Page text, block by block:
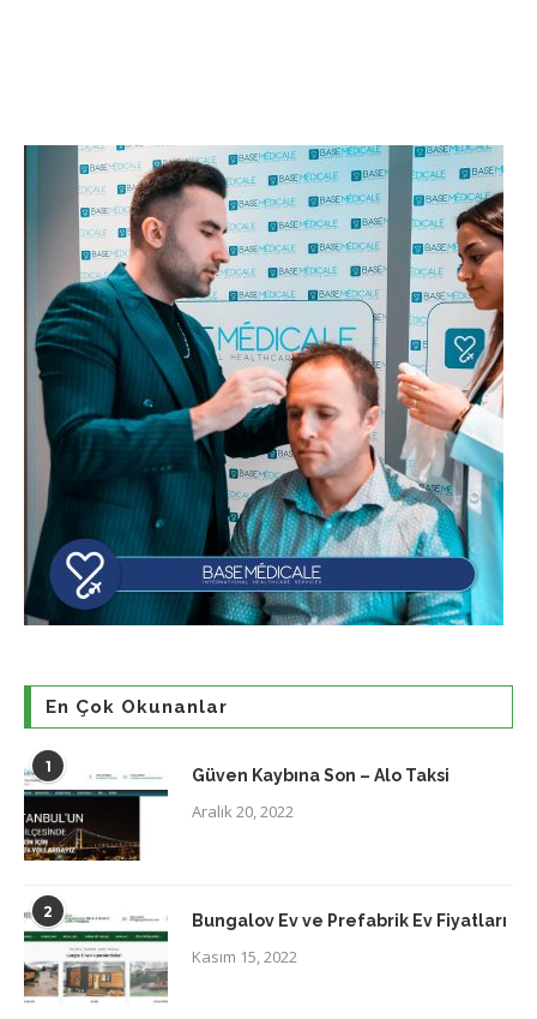
En Çok Okunanlar
1 Güven Kaybına Son – Alo Taksi
Aralık 20, 2022
2 Bungalov Ev ve Prefabrik Ev Fiyatları
Kasım 15, 2022